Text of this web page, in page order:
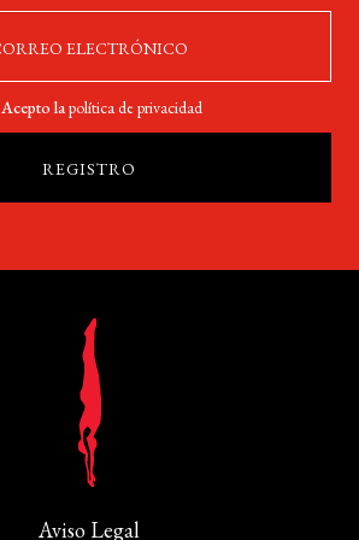
Acepto lapolítica de privacidad
Aviso Legal